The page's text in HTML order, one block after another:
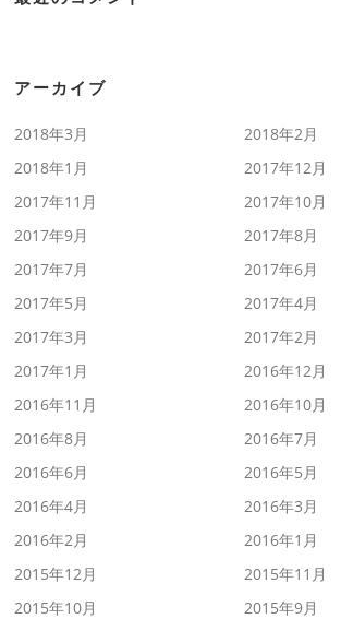
アーカイブ
2018年3月
2018年2月
2018年1月
2017年12月
2017年11月
2017年10月
2017年9月
2017年8月
2017年7月
2017年6月
2017年5月
2017年4月
2017年3月
2017年2月
2017年1月
2016年12月
2016年11月
2016年10月
2016年8月
2016年7月
2016年6月
2016年5月
2016年4月
2016年3月
2016年2月
2016年1月
2015年12月
2015年11月
2015年10月
2015年9月